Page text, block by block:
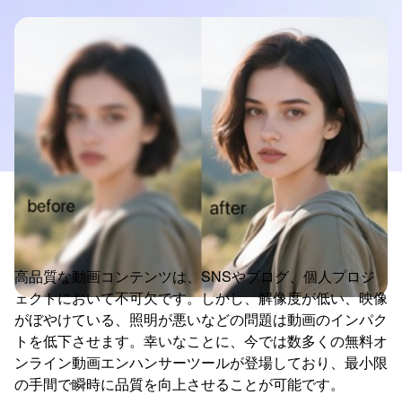
高品質な動画コンテンツは、SNSやブログ、個人プロジ
ェクトにおいて不可欠です。しかし、解像度が低い、映像
がぼやけている、照明が悪いなどの問題は動画のインパク
トを低下させます。幸いなことに、今では数多くの無料オ
ンライン動画エンハンサーツールが登場しており、最小限
の手間で瞬時に品質を向上させることが可能です。